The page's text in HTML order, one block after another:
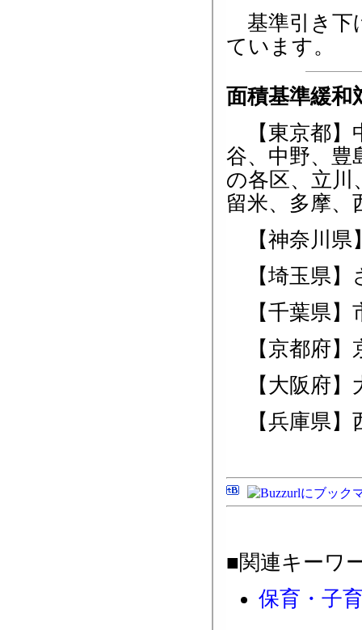
基準引き下
ています。
面積基準緩和
【東京都】
谷、中野、豊
の各区、立川
留米、多摩、
【神奈川県
【埼玉県】
【千葉県】
【京都府】
【大阪府】
【兵庫県】
■関連キーワ
保育・子